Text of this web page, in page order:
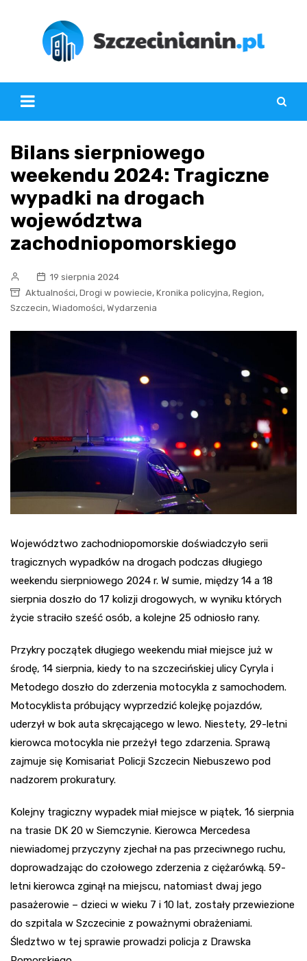
Bilans sierpniowego
weekendu 2024: Tragiczne
wypadki na drogach
województwa
zachodniopomorskiego
19 sierpnia 2024
Aktualności, Drogi w powiecie, Kronika policyjna, Region,
Szczecin, Wiadomości, Wydarzenia
Województwo zachodniopomorskie doświadczyło serii
tragicznych wypadków na drogach podczas długiego
weekendu sierpniowego 2024 r. W sumie, między 14 a 18
sierpnia doszło do 17 kolizji drogowych, w wyniku których
życie straciło sześć osób, a kolejne 25 odniosło rany.
Przykry początek długiego weekendu miał miejsce już w
środę, 14 sierpnia, kiedy to na szczecińskiej ulicy Cyryla i
Metodego doszło do zderzenia motocykla z samochodem.
Motocyklista próbujący wyprzedzić kolejkę pojazdów,
uderzył w bok auta skręcającego w lewo. Niestety, 29-letni
kierowca motocykla nie przeżył tego zdarzenia. Sprawą
zajmuje się Komisariat Policji Szczecin Niebuszewo pod
nadzorem prokuratury.
Kolejny tragiczny wypadek miał miejsce w piątek, 16 sierpnia
na trasie DK 20 w Siemczynie. Kierowca Mercedesa
niewiadomej przyczyny zjechał na pas przeciwnego ruchu,
doprowadzając do czołowego zderzenia z ciężarówką. 59-
letni kierowca zginął na miejscu, natomiast dwaj jego
pasażerowie – dzieci w wieku 7 i 10 lat, zostały przewiezione
do szpitala w Szczecinie z poważnymi obrażeniami.
Śledztwo w tej sprawie prowadzi policja z Drawska